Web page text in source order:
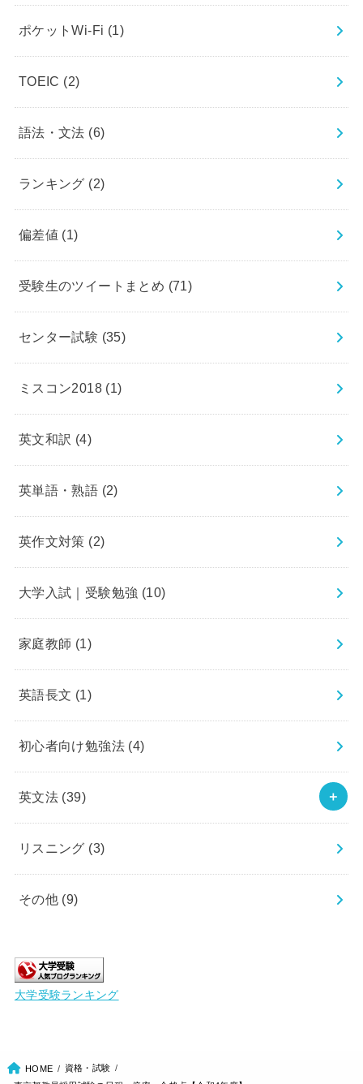
ポケットWi-Fi (1)
TOEIC (2)
語法・文法 (6)
ランキング (2)
偏差値 (1)
受験生のツイートまとめ (71)
センター試験 (35)
ミスコン2018 (1)
英文和訳 (4)
英単語・熟語 (2)
英作文対策 (2)
大学入試｜受験勉強 (10)
家庭教師 (1)
英語長文 (1)
初心者向け勉強法 (4)
英文法 (39)
リスニング (3)
その他 (9)
大学受験ランキング
HOME
資格・試験